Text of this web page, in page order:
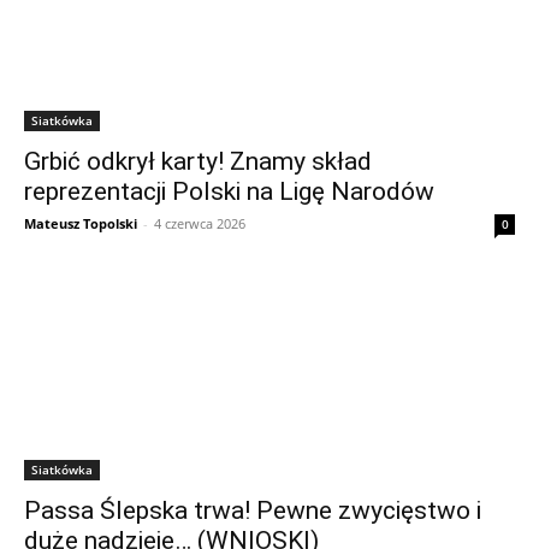
Siatkówka
Grbić odkrył karty! Znamy skład
reprezentacji Polski na Ligę Narodów
Mateusz Topolski - 4 czerwca 2026 0
Siatkówka
Passa Ślepska trwa! Pewne zwycięstwo i
duże nadzieje… (WNIOSKI)